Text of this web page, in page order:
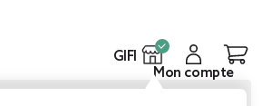
GIFI
Mon compte